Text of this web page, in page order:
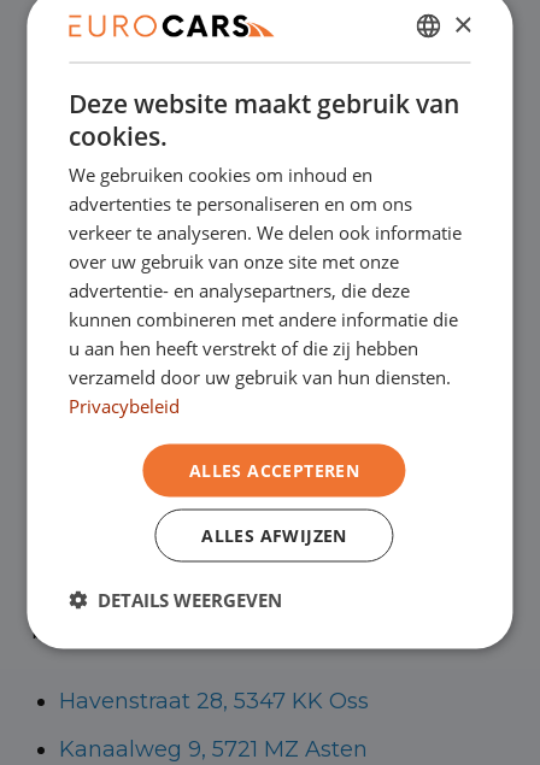
Financial lease – Soepele acceptatie
Gratis thuisbezorgd bij online aankoop
Onze showrooms
Je bent van harte welkom in een van onze
showrooms om de occasions te bekijken –
en natuurlijk voor een lekkere kop koffie!
kunt in Asten terecht voor onze
bedrijfswagens en in Oss, Geldrop en
bedrijfswagens.
Havenstraat 28, 5347 KK Oss
Kanaalweg 9, 5721 MZ Asten
DUTCH
ENGLISH
×
Deze website maakt gebruik van
cookies.
We gebruiken cookies om inhoud en
advertenties te personaliseren en om ons
verkeer te analyseren. We delen ook informatie
over uw gebruik van onze site met onze
advertentie- en analysepartners, die deze
kunnen combineren met andere informatie die
u aan hen heeft verstrekt of die zij hebben
verzameld door uw gebruik van hun diensten.
Privacybeleid
ALLES ACCEPTEREN
ALLES AFWIJZEN
DETAILS WEERGEVEN